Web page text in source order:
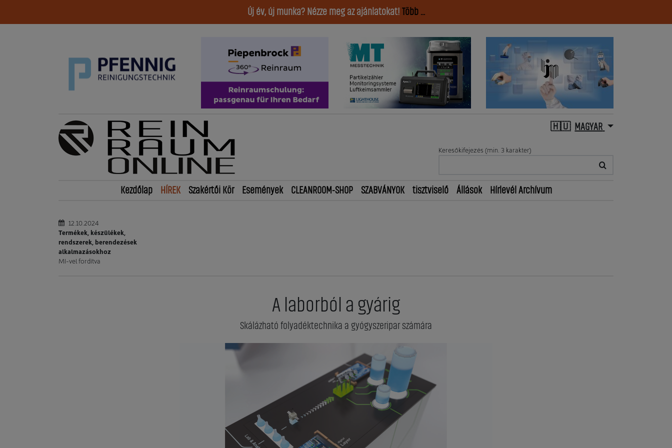
Új év, új munka? Nézze meg az ajánlatokat! Több ...
MAGYAR
Keresőkifejezés (min. 3 karakter)
Kezdőlap HÍREK Szakértői Kör Események CLEANROOM-SHOP SZABVÁNYOK tisztviselő Állások Hírlevél Archívum
12.10.2024
Termékek, készülékek,
rendszerek, berendezések
alkalmazásokhoz
MI-vel fordítva
A laborból a gyárig
Skálázható folyadéktechnika a gyógyszeripar számára